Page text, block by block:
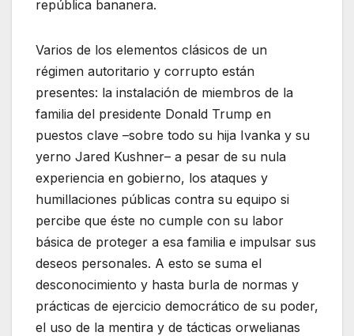
república bananera.
Varios de los elementos clásicos de un
régimen autoritario y corrupto están
presentes: la instalación de miembros de la
familia del presidente Donald Trump en
puestos clave –sobre todo su hija Ivanka y su
yerno Jared Kushner– a pesar de su nula
experiencia en gobierno, los ataques y
humillaciones públicas contra su equipo si
percibe que éste no cumple con su labor
básica de proteger a esa familia e impulsar sus
deseos personales. A esto se suma el
desconocimiento y hasta burla de normas y
prácticas de ejercicio democrático de su poder,
el uso de la mentira y de tácticas orwelianas